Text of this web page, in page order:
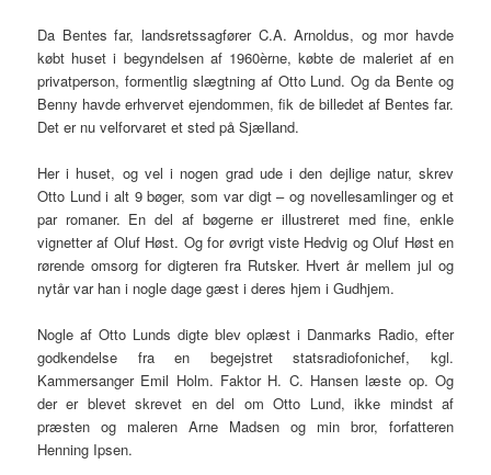
Da Bentes far, landsretssagfører C.A. Arnoldus, og mor havde
købt huset i begyndelsen af 1960èrne, købte de maleriet af en
privatperson, formentlig slægtning af Otto Lund. Og da Bente og
Benny havde erhvervet ejendommen, fik de billedet af Bentes far.
Det er nu velforvaret et sted på Sjælland.
Her i huset, og vel i nogen grad ude i den dejlige natur, skrev
Otto Lund i alt 9 bøger, som var digt – og novellesamlinger og et
par romaner. En del af bøgerne er illustreret med fine, enkle
vignetter af Oluf Høst. Og for øvrigt viste Hedvig og Oluf Høst en
rørende omsorg for digteren fra Rutsker. Hvert år mellem jul og
nytår var han i nogle dage gæst i deres hjem i Gudhjem.
Nogle af Otto Lunds digte blev oplæst i Danmarks Radio, efter
godkendelse fra en begejstret statsradiofonichef, kgl.
Kammersanger Emil Holm. Faktor H. C. Hansen læste op. Og
der er blevet skrevet en del om Otto Lund, ikke mindst af
præsten og maleren Arne Madsen og min bror, forfatteren
Henning Ipsen.